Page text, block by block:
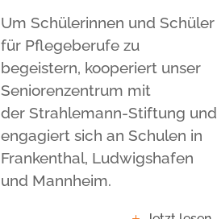
Um Schülerinnen und Schüler
für Pflegeberufe zu
begeistern, kooperiert unser
Seniorenzentrum mit
der Strahlemann-Stiftung und
engagiert sich an Schulen in
Frankenthal, Ludwigshafen
und Mannheim.